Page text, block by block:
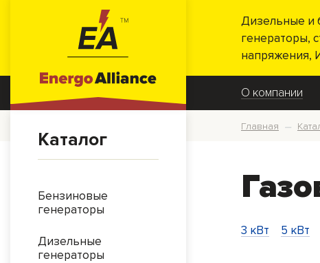
Дизельные и
генераторы,
напряжения,
О компании
Каталог
Бензиновые
генераторы
Дизельные
генераторы
Главная —
3 кВт 5 кВт